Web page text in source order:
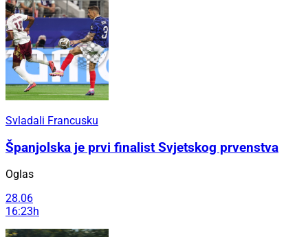
Svladali Francusku
Španjolska je prvi finalist Svjetskog prvenstva
Oglas
28.06
16:23h